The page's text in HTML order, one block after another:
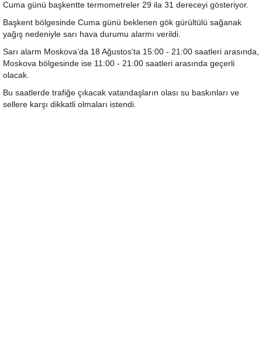
Cuma günü başkentte termometreler 29 ila 31 dereceyi gösteriyor.
Başkent bölgesinde Cuma günü beklenen gök gürültülü sağanak
yağış nedeniyle sarı hava durumu alarmı verildi.
Sarı alarm Moskova’da 18 Ağustos'ta 15:00 - 21:00 saatleri arasında,
Moskova bölgesinde ise 11:00 - 21:00 saatleri arasında geçerli
olacak.
Bu saatlerde trafiğe çıkacak vatandaşların olası su baskınları ve
sellere karşı dikkatli olmaları istendi.